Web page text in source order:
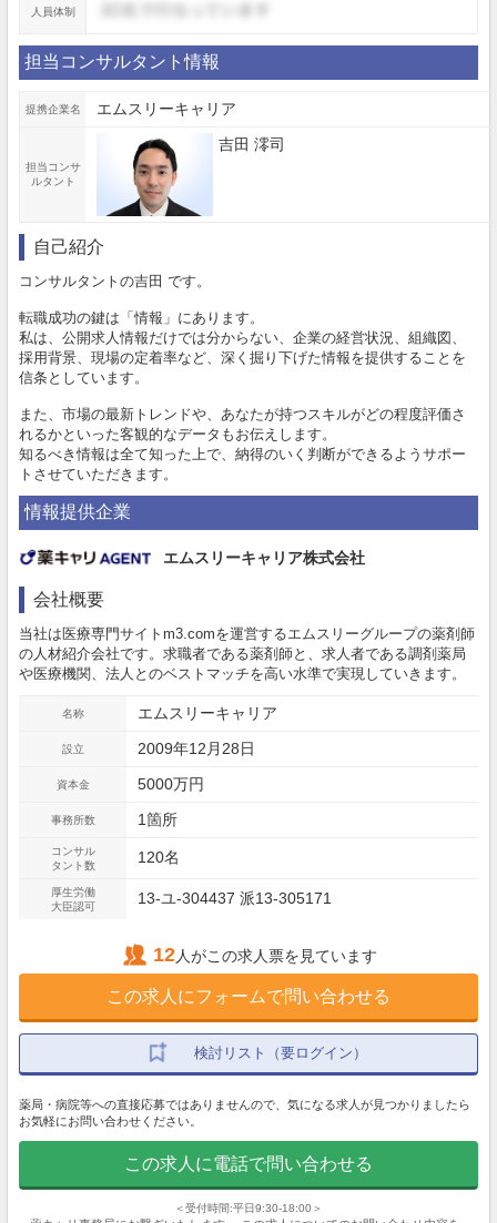
人員体制
担当コンサルタント情報
提携企業名 エムスリーキャリア
担当コンサ
ルタント
吉田 澪司
自己紹介
コンサルタントの吉田 です。
転職成功の鍵は「情報」にあります。
私は、公開求人情報だけでは分からない、企業の経営状況、組織図、
採用背景、現場の定着率など、深く掘り下げた情報を提供することを
信条としています。
また、市場の最新トレンドや、あなたが持つスキルがどの程度評価さ
れるかといった客観的なデータもお伝えします。
知るべき情報は全て知った上で、納得のいく判断ができるようサポー
トさせていただきます。
情報提供企業
エムスリーキャリア株式会社
会社概要
当社は医療専門サイトm3.comを運営するエムスリーグループの薬剤師
の人材紹介会社です。求職者である薬剤師と、求人者である調剤薬局
や医療機関、法人とのベストマッチを高い水準で実現していきます。
名称 エムスリーキャリア
設立 2009年12月28日
資本金 5000万円
事務所数 1箇所
コンサル
タント数
120名
厚生労働
大臣認可
13-ユ-304437 派13-305171
12人がこの求人票を見ています
この求人にフォームで問い合わせる
検討リスト（要ログイン）
薬局・病院等への直接応募ではありませんので、気になる求人が見つかりましたら
お気軽にお問い合わせください。
この求人に電話で問い合わせる
＜受付時間:平日9:30-18:00＞